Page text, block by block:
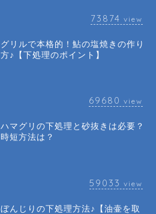
73874 view
グリルで本格的！鮎の塩焼きの作り
方♪【下処理のポイント】
69680 view
ハマグリの下処理と砂抜きは必要？
時短方法は？
59033 view
ぼんじりの下処理方法♪【油壷を取